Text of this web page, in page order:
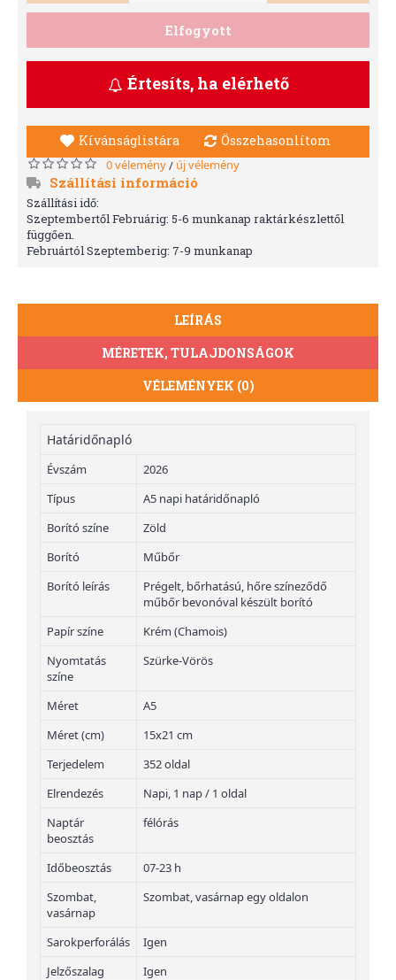
Elfogyott
Értesíts, ha elérhető
Kívánságlistára Összehasonlítom
0 vélemény/ új vélemény
Szállítási információ
Szállítási idő:
Szeptembertől Februárig: 5-6 munkanap raktárkészlettől
függően.
Februártól Szeptemberig: 7-9 munkanap
LEÍRÁS
MÉRETEK, TULAJDONSÁGOK
VÉLEMÉNYEK (0)
Határidőnapló
Évszám
2026
Típus
A5 napi határidőnapló
Borító színe
Zöld
Borító
Műbőr
Borító leírás
Prégelt, bőrhatású, hőre színeződő
műbőr bevonóval készült borító
Papír színe
Krém (Chamois)
Nyomtatás
színe
Szürke-Vörös
Méret
A5
Méret (cm)
15x21 cm
Terjedelem
352 oldal
Elrendezés
Napi, 1 nap / 1 oldal
Naptár
beosztás
félórás
Időbeosztás
07-23 h
Szombat,
vasárnap
Szombat, vasárnap egy oldalon
Sarokperforálás
Igen
Jelzőszalag
Igen